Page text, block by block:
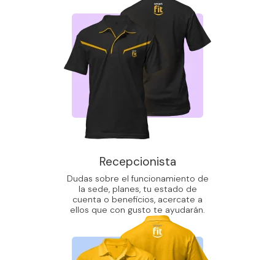
Recepcionista
Dudas sobre el funcionamiento de
la sede, planes, tu estado de
cuenta o beneficios, acercate a
ellos que con gusto te ayudarán.